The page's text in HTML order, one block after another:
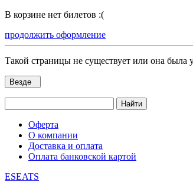
В корзине нет билетов :(
продолжить оформление
Такой страницы не существует или она была
Везде
Найти
Оферта
О компании
Доставка и оплата
Оплата банковской картой
ESEATS